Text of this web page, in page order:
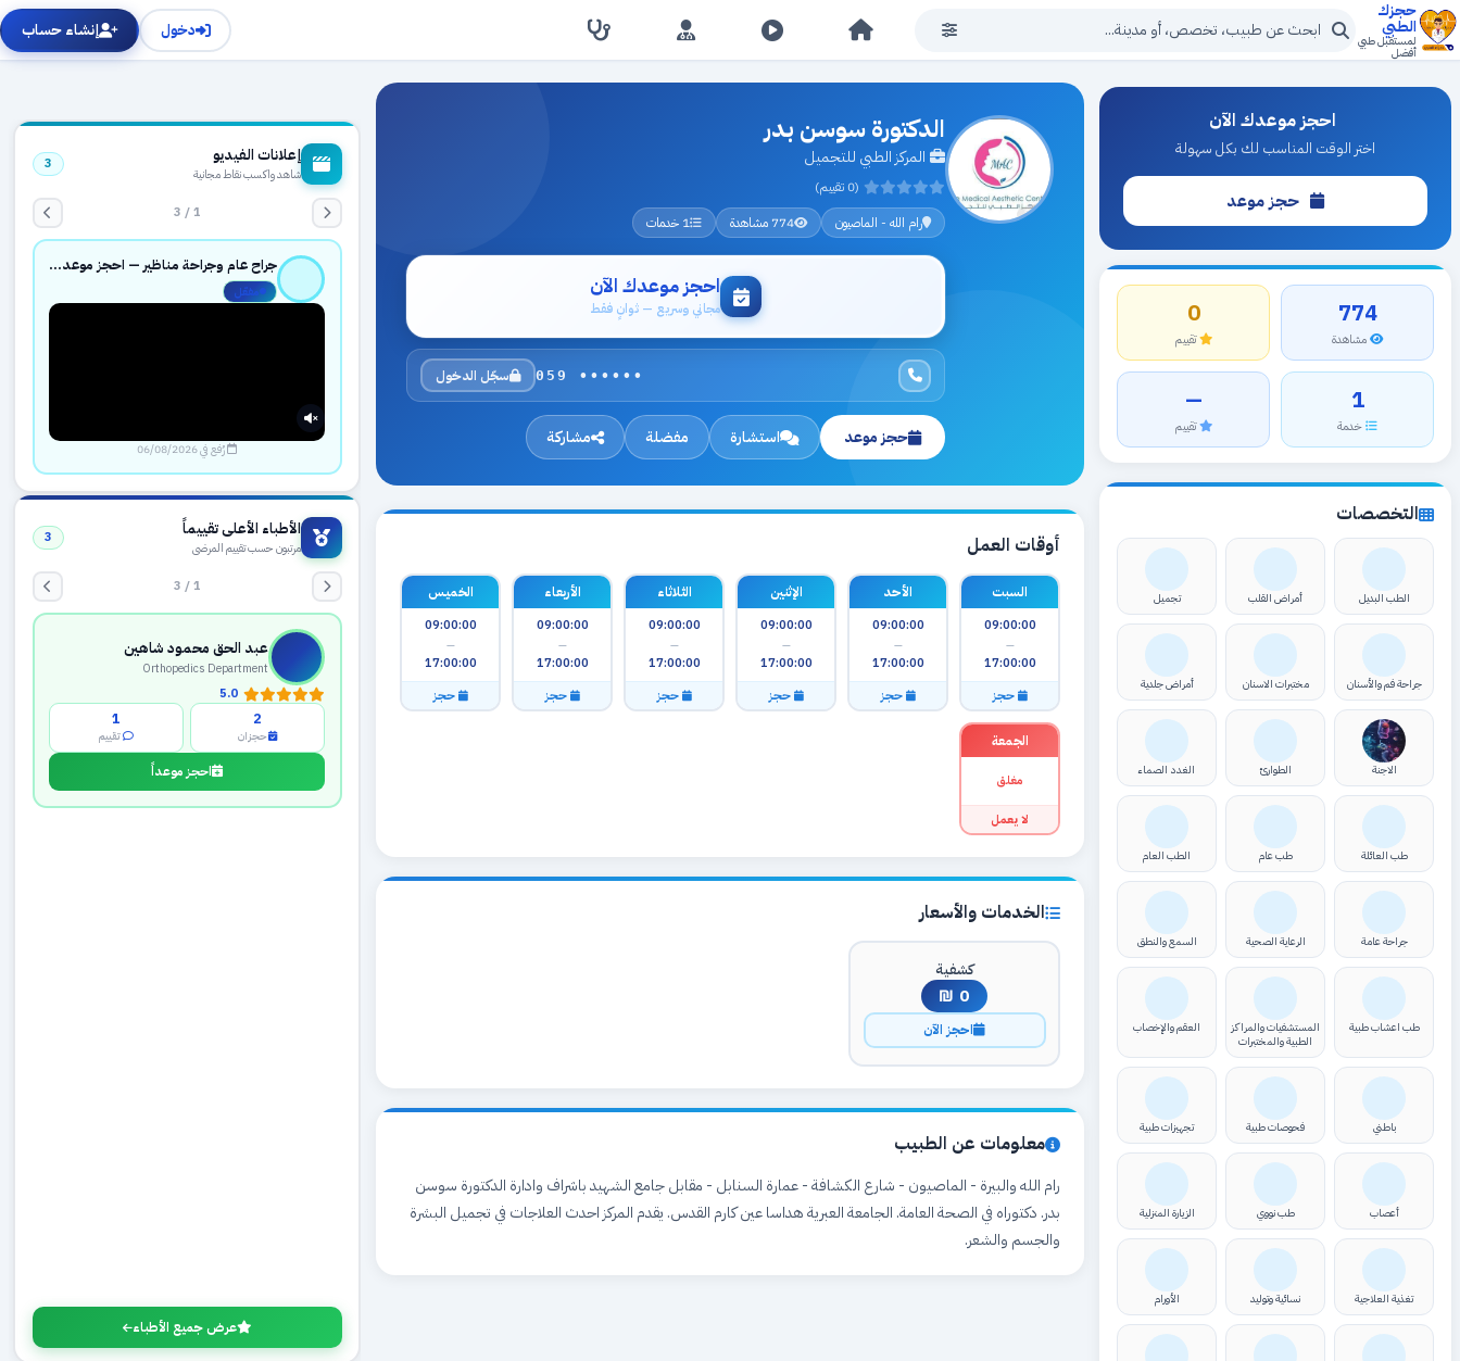
حجزك
الطبي
لمستقبل طبي
أفضل
دخول إنشاء حساب
احجز موعدك الآن
اختر الوقت المناسب لك بكل سهولة
حجز موعد
774
مشاهدة
0
تقييم
1
خدمة
—
تقييم
التخصصات
الطب البديل أمراض القلب تجميل
جراحة فم والأسنان مختبرات الاسنان أمراض جلدية
الاجنة الطوارئ الغدد الصماء
طب العائلة طب عام الطب العام
جراحة عامة الرعاية الصحية السمع والنطق
طب اعشاب طبية
المستشفيات والمراكز
الطبية والمختبرات
العقم والإخصاب
باطني فحوصات طبية تجهيزات طبية
أعصاب طب نووي الزيارة المنزلية
تغذية العلاجية نسائية وتوليد الأورام
الدكتورة سوسن بدر
المركز الطبي للتجميل
(0 تقييم)
رام الله - الماصيون
774 مشاهدة 1 خدمات
احجز موعدك الآن
مجاني وسريع — ثوانٍ فقط
059 •••••• سجّل الدخول
حجز موعد استشارة مفضلة مشاركة
أوقات العمل
السبت
09:00:00
—
17:00:00
حجز
الأحد
09:00:00
—
17:00:00
حجز
الإثنين
09:00:00
—
17:00:00
حجز
الثلاثاء
09:00:00
—
17:00:00
حجز
الأربعاء
09:00:00
—
17:00:00
حجز
الخميس
09:00:00
—
17:00:00
حجز
الجمعة
مغلق
لا يعمل
الخدمات والأسعار
كشفية
0 ₪
احجز الآن
معلومات عن الطبيب
رام الله والبيرة - الماصيون - شارع الكشافة - عمارة السنابل - مقابل جامع الشهيد باشراف وادارة الدكتورة سوسن
بدر. دكتوراه في الصحة العامة. الجامعة العبرية هداسا عين كارم القدس. يقدم المركز احدث العلاجات في تجميل البشرة
والجسم والشعر.
إعلانات الفيديو
شاهد واكسب نقاط مجانية
3
1 / 3
جراح عام وجراحة مناظير — احجز موعدك بثقة عبر حجزك الطبي
مفعّل
رُفع في 06/08/2026
الأطباء الأعلى تقييماً
مرتبون حسب تقييم المرضى
3
1 / 3
عبد الحق محمود شاهين
Orthopedics Department
5.0
2
حجزان
1
تقييم
احجز موعداً
عرض جميع الأطباء